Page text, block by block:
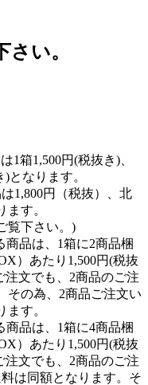
い。
1箱1,500円(税抜き)、
となります。
1,800円（税抜）、北
す。
覧下さい。)
品は、1箱に2商品梱
）あたり1,500円(税抜
注文でも、2商品のご注
その為、2商品ご注文い
す。
品は、1箱に4商品梱
）あたり1,500円(税抜
注文でも、2商品のご注
は同額となります。そ